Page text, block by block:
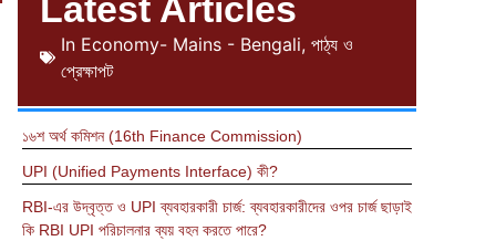
Latest Articles
In Economy- Mains - Bengali, পাঠ্য ও
প্রেক্ষাপট
১৬শ অর্থ কমিশন (16th Finance Commission)
UPI (Unified Payments Interface) কী?
RBI-এর উদ্বৃত্ত ও UPI ব্যবহারকারী চার্জ: ব্যবহারকারীদের ওপর চার্জ ছাড়াই
কি RBI UPI পরিচালনার ব্যয় বহন করতে পারে?